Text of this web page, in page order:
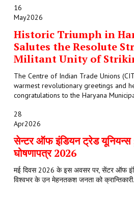
16
May2026
Historic Triumph in
Salutes the Resolute
Militant Unity of
The Centre of Indian Trade Unions
warmest revolutionary greetings and
congratulations to the Haryana
28
Apr2026
सेन्टर ऑफ इंडियन ट्रेड यूनियन्स
घोषणापत्र 2026
मई दिवस 2026 के इस अवसर पर, सेंटर ऑफ
विश्वभर के उन मेहनतकश जनता को